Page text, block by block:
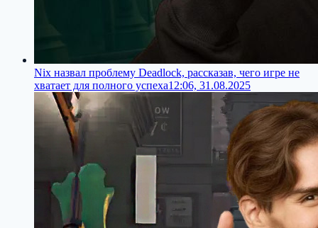
Nix назвал проблему Deadlock, рассказав, чего игре не
хватает для полного успеха12:06, 31.08.2025